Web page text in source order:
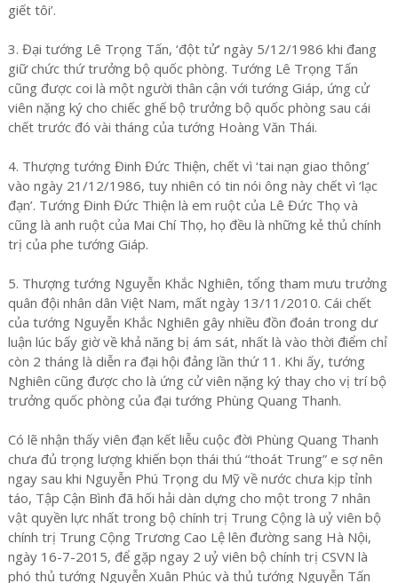
giết tôi’.
3. Đại tướng Lê Trọng Tấn, ‘đột tử’ ngày 5/12/1986 khi đang
giữ chức thứ trưởng bộ quốc phòng. Tướng Lê Trọng Tấn
cũng được coi là một người thân cận với tướng Giáp, ứng cử
viên nặng ký cho chiếc ghế bộ trưởng bộ quốc phòng sau cái
chết trước đó vài tháng của tướng Hoàng Văn Thái.
4. Thượng tướng Đinh Đức Thiện, chết vì ‘tai nạn giao thông’
vào ngày 21/12/1986, tuy nhiên có tin nói ông này chết vì ‘lạc
đạn’. Tướng Đinh Đức Thiện là em ruột của Lê Đức Thọ và
cũng là anh ruột của Mai Chí Thọ, họ đều là những kẻ thủ chính
trị của phe tướng Giáp.
5. Thượng tướng Nguyễn Khắc Nghiên, tổng tham mưu trưởng
quân đội nhân dân Việt Nam, mất ngày 13/11/2010. Cái chết
của tướng Nguyễn Khắc Nghiên gây nhiều đồn đoán trong dư
luận lúc bấy giờ về khả năng bị ám sát, nhất là vào thời điểm chỉ
còn 2 tháng là diễn ra đại hội đảng lần thứ 11. Khi ấy, tướng
Nghiên cũng được cho là ứng cử viên nặng ký thay cho vị trí bộ
trưởng quốc phòng của đại tướng Phùng Quang Thanh.
Có lẽ nhận thấy viên đạn kết liễu cuộc đời Phùng Quang Thanh
chưa đủ trọng lượng khiến bọn thái thú “thoát Trung” e sợ nên
ngay sau khi Nguyễn Phú Trọng du Mỹ về nước chưa kịp tỉnh
táo, Tập Cận Bình đã hối hải dàn dựng cho một trong 7 nhân
vật quyền lực nhất trong bộ chính trị Trung Cộng là uỷ viên bộ
chính trị Trung Cộng Trương Cao Lệ lên đường sang Hà Nội,
ngày 16-7-2015, để gặp ngay 2 uỷ viên bộ chính trị CSVN là
phó thủ tướng Nguyễn Xuân Phúc và thủ tướng Nguyễn Tấn